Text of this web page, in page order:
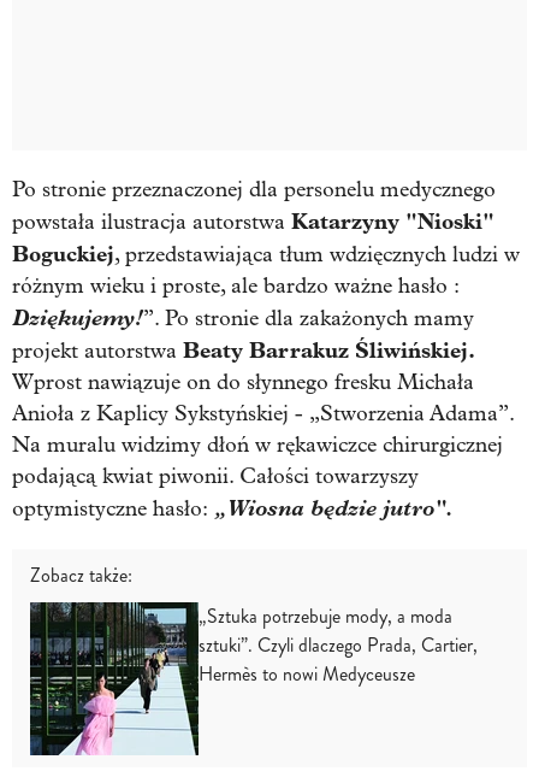
Po stronie przeznaczonej dla personelu medycznego
powstała ilustracja autorstwa Katarzyny "Nioski"
Boguckiej, przedstawiająca tłum wdzięcznych ludzi w
różnym wieku i proste, ale bardzo ważne hasło :
Dziękujemy!”. Po stronie dla zakażonych mamy
projekt autorstwa Beaty Barrakuz Śliwińskiej.
Wprost nawiązuje on do słynnego fresku Michała
Anioła z Kaplicy Sykstyńskiej - „Stworzenia Adama”.
Na muralu widzimy dłoń w rękawiczce chirurgicznej
podającą kwiat piwonii. Całości towarzyszy
optymistyczne hasło: „Wiosna będzie jutro".
Zobacz także:
„Sztuka potrzebuje mody, a moda
sztuki”. Czyli dlaczego Prada, Cartier,
Hermès to nowi Medyceusze